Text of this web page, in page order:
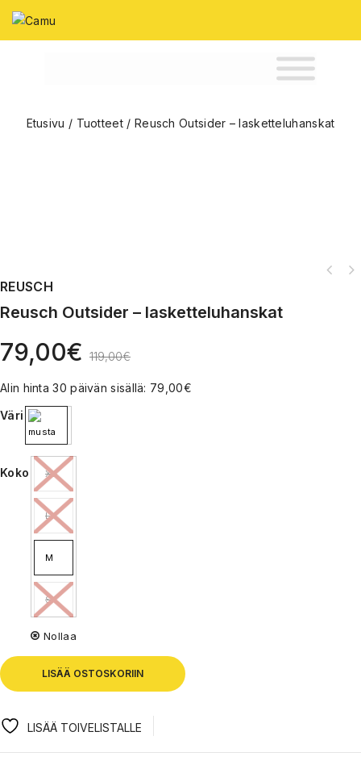
Etusivu / Tuotteet / Reusch Outsider – lasketteluhanskat
REUSCH
Reusch Outsider – lasketteluhanskat
79,00€ 119,00€
Alin hinta 30 päivän sisällä: 79,00€
Väri
Koko XL
L
M
S
Nollaa
LISÄÄ OSTOSKORIIN
LISÄÄ TOIVELISTALLE